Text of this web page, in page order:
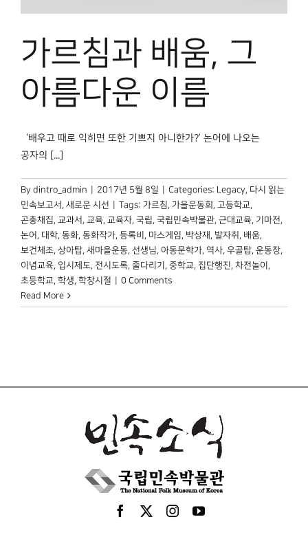
가르침과 배움, 그
아름다운 이름
‘배우고 때로 익히면 또한 기쁘지 아니한가?’ 논어에 나오는
공자의 [...]
By dintro_admin 2017년 5월 8일 Categories: Legacy, 다시 읽는
민속보고서 , 새로운 시선 Tags: 가르침, 가을운동회 , 고등학교,
곤충채집, 교과서 , 교육, 교육자, 국립, 국립민속박물관, 근대교육, 기마전,
논어 , 대학, 동화, 동화작가, 등록비 , 마스게임, 박상재 , 발자취 , 배움,
보건체조, 상아탑, 새마을운동, 선생님, 아동문학가, 역사, 우골탑, 운동장,
이념교육, 입시제도, 전시도록, 줄다리기 , 중학교, 집단행진, 차전놀이 ,
초등학교, 학생, 학창시절
0 Comments
Read More